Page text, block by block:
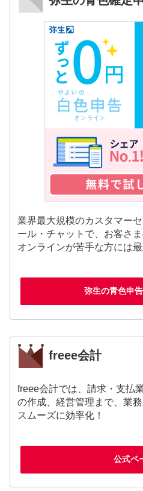
業界最大規模のカスタマー
ール・チャットで、お客さ
オンラインが苦手な方には最
弥生の青色申
freee会計
freee会計では、請求・支払
の作成、経営管理まで、業
スムーズに効率化！
公式ペ